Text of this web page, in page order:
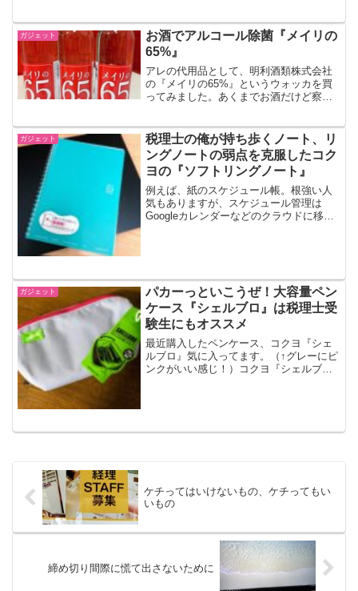
『Google Keep』でできること『Google
...
ガジェット
お酒でアルコール除菌『メイリの
65%』
アレの代用品として、明利酒類株式会社
の『メイリの65%』というウォッカを買
ってみました。あくまでお酒だけど察し
ッグストアでも品切れ状態が続いている
ようです。マスクにいた...
ガジェット
税理士の俺が持ち歩くノート、リ
ングノートの弱点を克服したコク
ヨの『ソフトリングノート』
例えば、紙のスケジュール帳。根強い人
気もありますが、スケジュール管理は
Googleカレンダーなどのクラウドに移行
ガジェット
パカーっといこうぜ！大容量ペン
ケース『シェルブロ』は税理士受
験生にもオススメ
最近購入したペンケース、コクヨ『シェ
ルブロ』気に入ってます。（↑グレーにピ
ンクがいい感じ！）コクヨ『シェルブ
ケチってはいけないもの、ケチってもい
いもの
締め切り間際に慌て出さないために